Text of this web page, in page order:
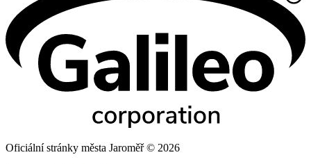
Oficiální stránky města Jaroměř © 2026